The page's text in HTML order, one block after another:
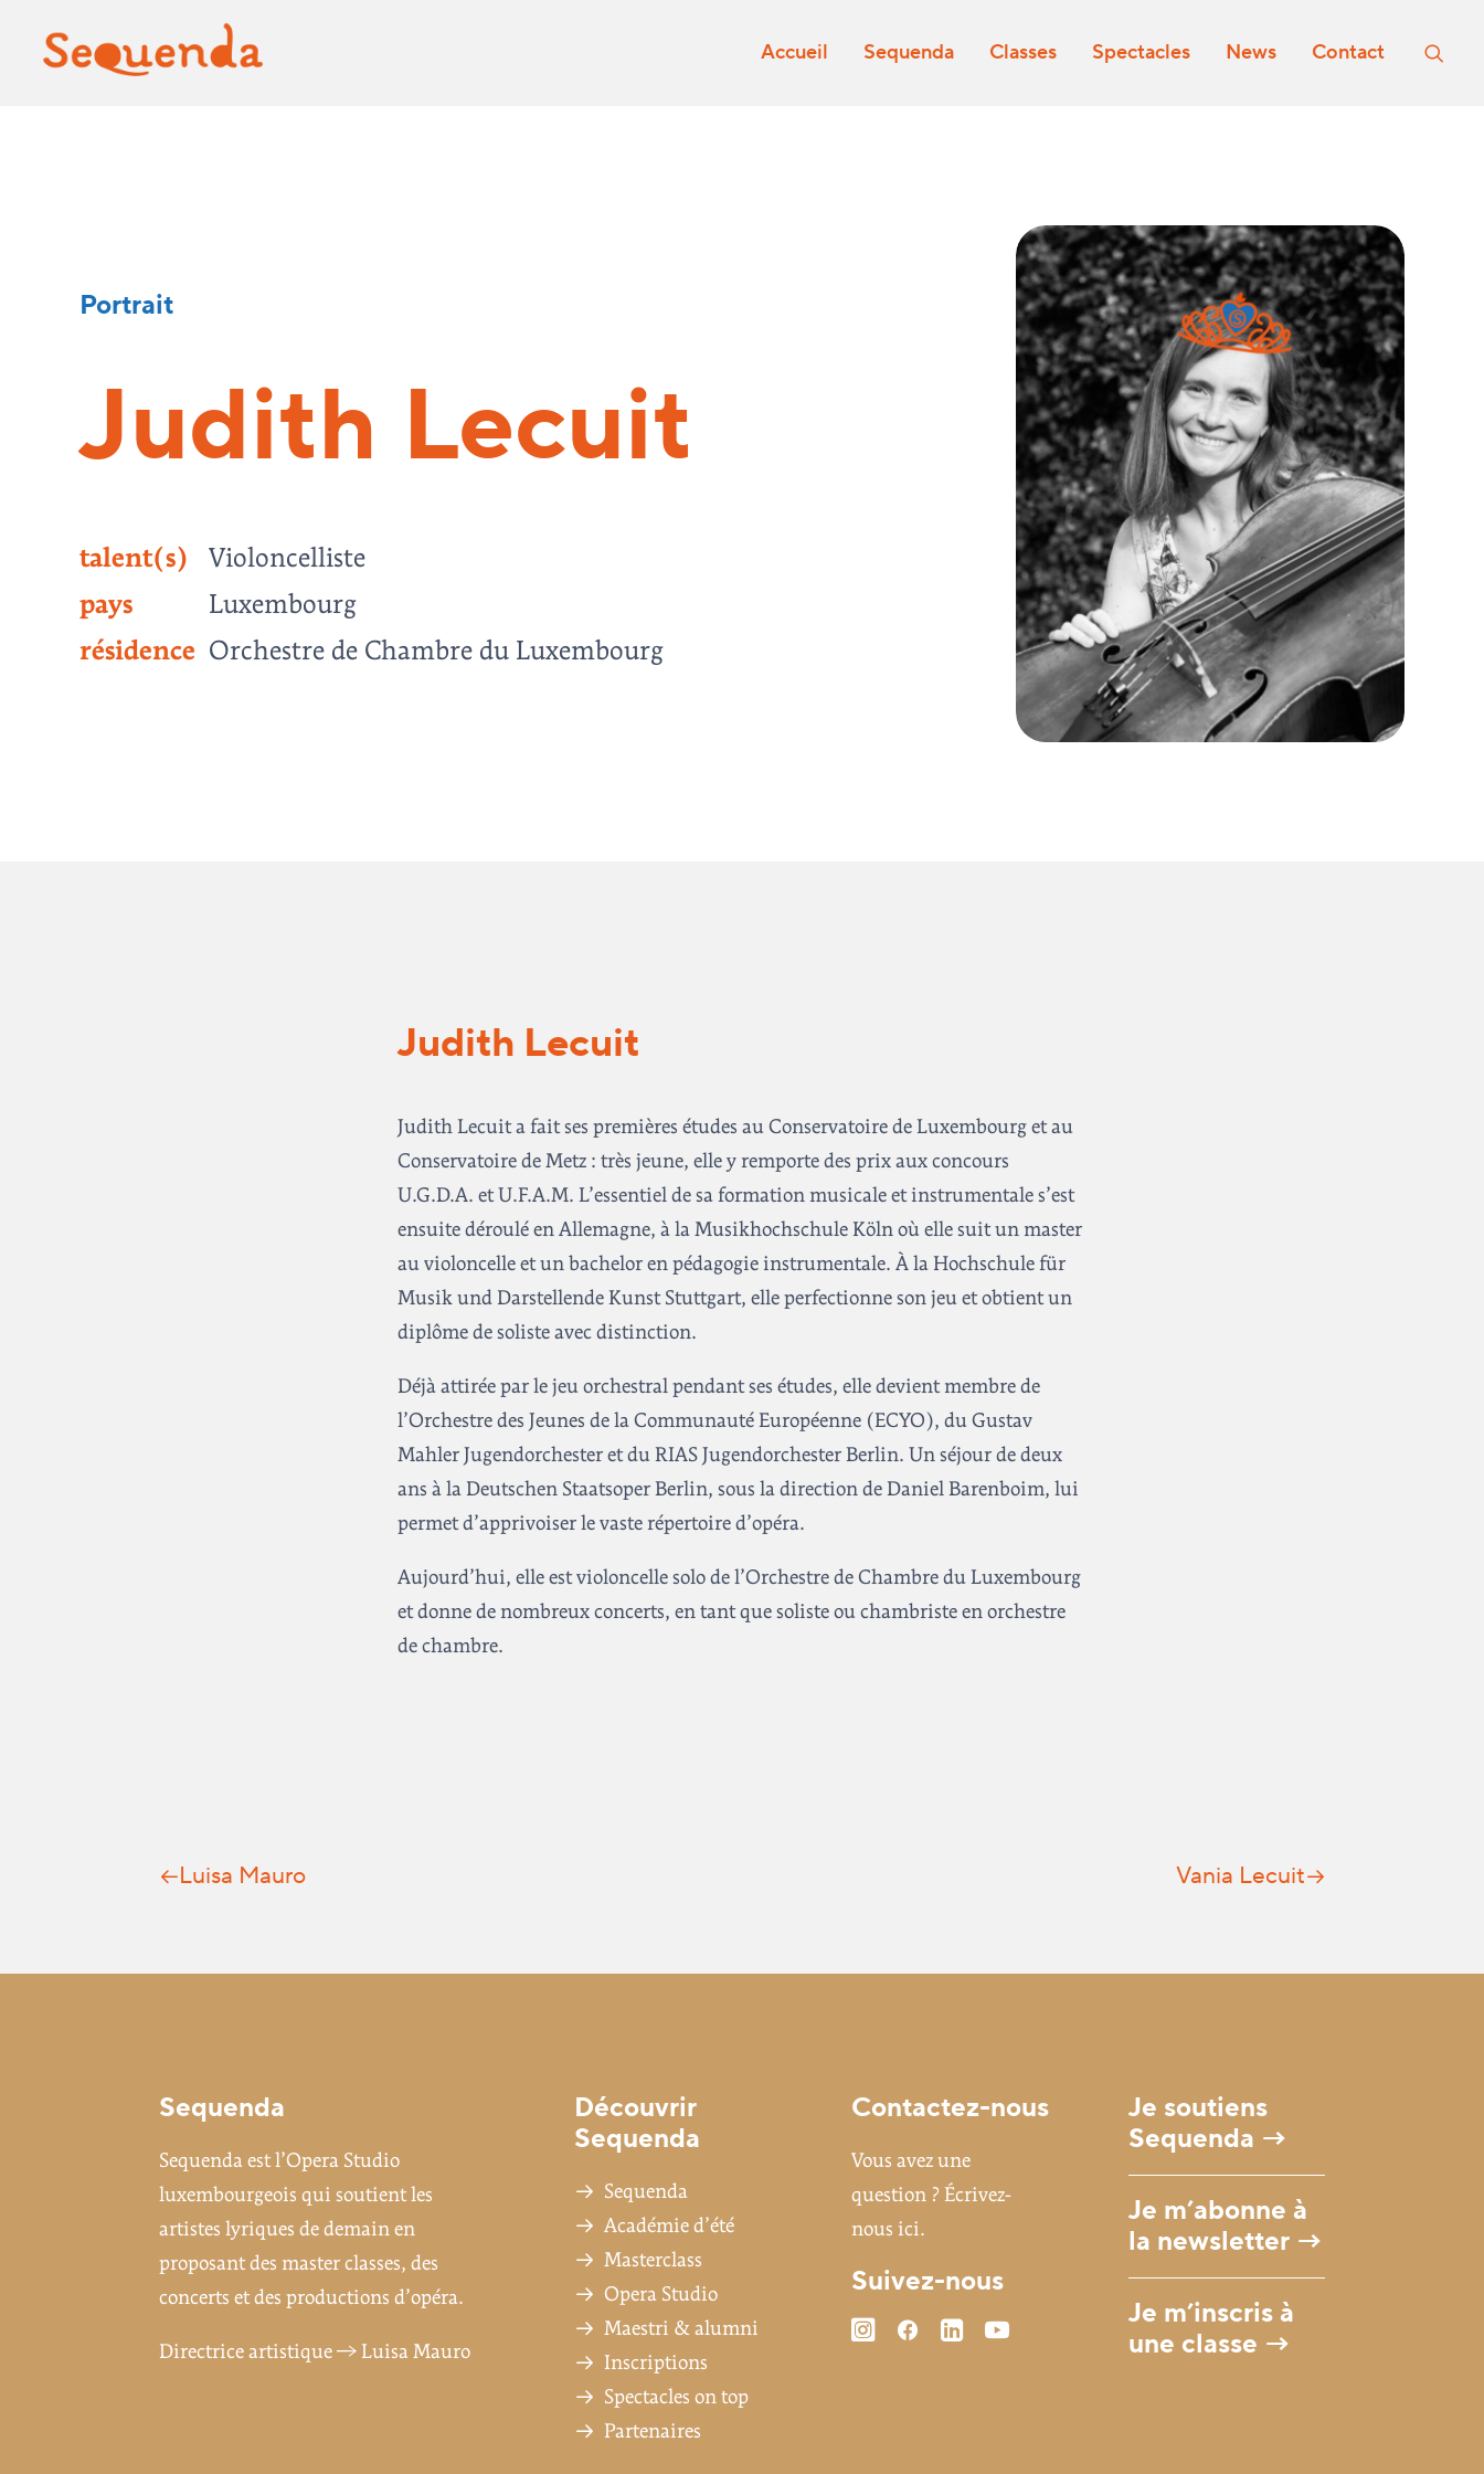
Accueil Sequenda Classes Spectacles News Contact
Portrait
Judith Lecuit
talent(s)
Violoncelliste
pays
Luxembourg
résidence Orchestre de Chambre du Luxembourg
Judith Lecuit
Judith Lecuit a fait ses premières études au Conservatoire de Luxembourg et au
Conservatoire de Metz : très jeune, elle y remporte des prix aux concours
U.G.D.A. et U.F.A.M. L’essentiel de sa formation musicale et instrumentale s’est
ensuite déroulé en Allemagne, à la Musikhochschule Köln où elle suit un master
au violoncelle et un bachelor en pédagogie instrumentale. À la Hochschule für
Musik und Darstellende Kunst Stuttgart, elle perfectionne son jeu et obtient un
diplôme de soliste avec distinction.
Déjà attirée par le jeu orchestral pendant ses études, elle devient membre de
l’Orchestre des Jeunes de la Communauté Européenne (ECYO), du Gustav
Mahler Jugendorchester et du RIAS Jugendorchester Berlin. Un séjour de deux
ans à la Deutschen Staatsoper Berlin, sous la direction de Daniel Barenboim, lui
permet d’apprivoiser le vaste répertoire d’opéra.
Aujourd’hui, elle est violoncelle solo de l’Orchestre de Chambre du Luxembourg
et donne de nombreux concerts, en tant que soliste ou chambriste en orchestre
de chambre.
Luisa Mauro Vania Lecuit
Sequenda
Sequenda est l’Opera Studio
luxembourgeois qui soutient les
artistes lyriques de demain en
proposant des master classes, des
concerts et des productions d’opéra.
Directrice artistique →Luisa Mauro
Découvrir
Sequenda
Sequenda
Académie d’été
Masterclass
Opera Studio
Maestri & alumni
Inscriptions
Spectacles on top
Partenaires
Contactez-nous
Vous avez une
question ? Écrivez-
nous ici.
Suivez-nous
Je soutiens
Sequenda →
Je m’abonne à
la newsletter →
Je m’inscris à
une classe →